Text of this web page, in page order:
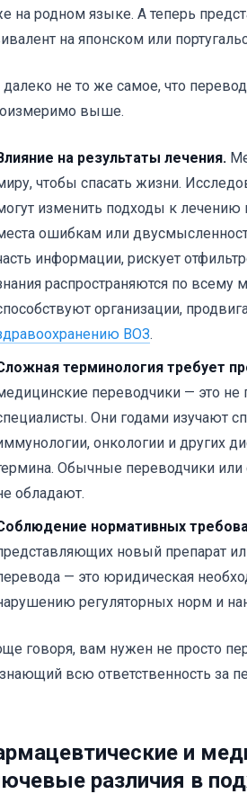
на родном языке. А теперь
на японском или
далеко не то же самое, что
выше.
на результаты лечения.
чтобы спасать жизни.
изменить подходы к лечению
ошибкам или
информации, рискует
распространяются по всему
организации,
ВОЗ.
терминология требует
переводчики — это
Они годами изучают
онкологии и других
Обычные переводчики
обладают.
нормативных
новый препарат
— это юридическая
регуляторных норм и
говоря, вам нужен не просто
всю ответственность за
и
различия в